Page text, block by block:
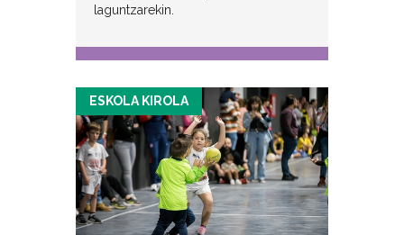
laguntzarekin.
ESKOLA KIROLA